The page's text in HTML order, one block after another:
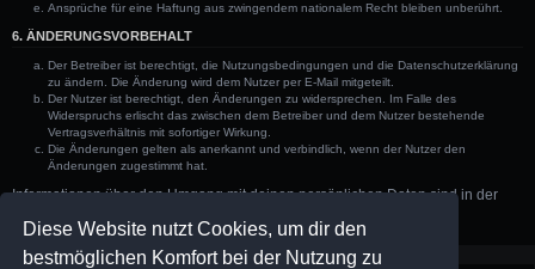
Diese Website nutzt Cookies, um dir den
bestmöglichen Komfort bei der Nutzung zu
Ansprüche für eine Haftung aus zwingendem nationalem Recht bleiben unberührt.
6. ÄNDERUNGSVORBEHALT
Der Betreiber ist berechtigt, die Nutzungsbedingungen und die Datenschutzerklärung
zu ändern. Die Änderung wird dem Nutzer per E-Mail mitgeteilt.
Der Nutzer ist berechtigt, den Änderungen zu widersprechen. Im Falle des
Widerspruchs erlischt das zwischen dem Betreiber und dem Nutzer bestehende
Vertragsverhältnis mit sofortiger Wirkung.
Die Änderungen gelten als anerkannt und verbindlich, wenn der Nutzer den
Änderungen zugestimmt hat.
Informationen über den Umgang mit deinen persönlichen Daten sind in der